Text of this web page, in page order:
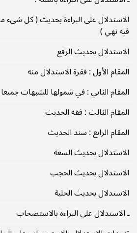
الاستدلال على البراءة بحديث ( كل
فيه نهي )
الاستدلال بحديث الرفع
المقام الأول : فقرة الاستدلال منه
المقام الثاني : في شمولها للشبهات جميعا
المقام الثالث : فقه الحديث
المقام الرابع : سند الحديث
الاستدلال بحديث السعة
الاستدلال بحديث الحجب
الاستدلال بحديث الحلية
ـ الاستدلال على البراءة بالاستصحاب
إلى قواعد أخرى ثابتة في المرتبة
أدركها الفقهاء بارتكازاتهم
واستنادهم إلى القاعدة لمجرد
على ذلك ما نراه من ان موارد
النتيجة الفقهية المستنبطة فيها
أو أضيق منه فلا يمكن ان تكون
، وقد تصدى لذكر جملة من تلك
منها ـما ذكروه من